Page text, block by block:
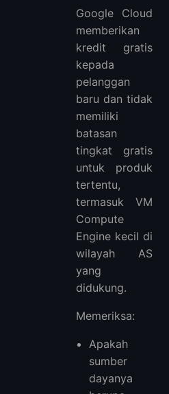
Google Cloud
memberikan
kredit gratis
kepada
pelanggan
baru dan tidak
memiliki
batasan
tingkat gratis
untuk produk
tertentu,
termasuk VM
Compute
Engine kecil di
wilayah AS
yang
didukung.
Memeriksa:
Apakah
sumber
dayanya